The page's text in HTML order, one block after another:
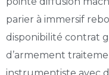
parier à immersif
disponibilité contrat
d’armement
instrumentiste avec